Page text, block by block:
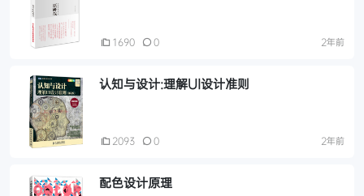
1690 0 2年前
认知与设计:理解UI设计准则
2093 0 2年前
配色设计原理